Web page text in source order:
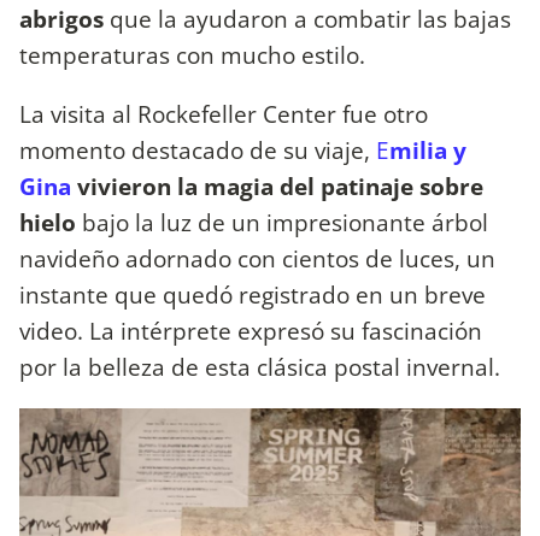
abrigos que la ayudaron a combatir las bajas
temperaturas con mucho estilo.
La visita al Rockefeller Center fue otro
momento destacado de su viaje, Emilia y
Gina vivieron la magia del patinaje sobre
hielo bajo la luz de un impresionante árbol
navideño adornado con cientos de luces, un
instante que quedó registrado en un breve
video. La intérprete expresó su fascinación
por la belleza de esta clásica postal invernal.